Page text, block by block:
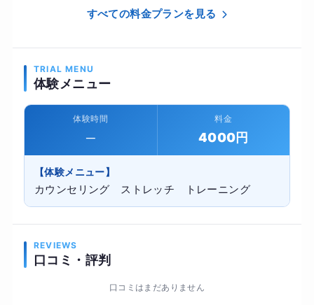
すべての料金プランを見る
TRIAL MENU
体験メニュー
体験時間
─
料金
4000円
【体験メニュー】
カウンセリング ストレッチ トレーニング
REVIEWS
口コミ・評判
口コミはまだありません